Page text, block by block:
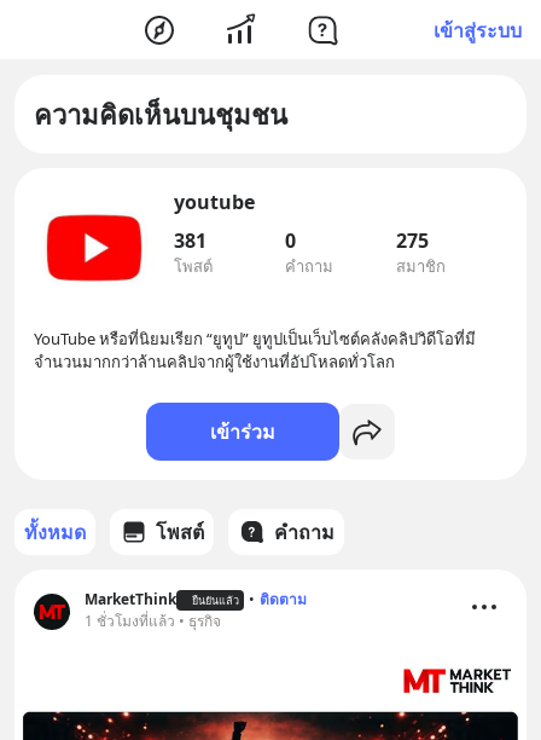
เข้าสู่ระบบ
ความคิดเห็นบนชุมชน
youtube
381
โพสต์
0
คำถาม
275
สมาชิก
YouTube หรือที่นิยมเรียก “ยูทูป” ยูทูปเป็นเว็บไซต์คลังคลิปวิดีโอที่มี
จำนวนมากกว่าล้านคลิปจากผู้ใช้งานที่อัปโหลดทั่วโลก
เข้าร่วม
ทั้งหมด โพสต์ คำถาม
MarketThink ยืนยันแล้ว • ติดตาม
1 ชั่วโมงที่แล้ว • ธุรกิจ